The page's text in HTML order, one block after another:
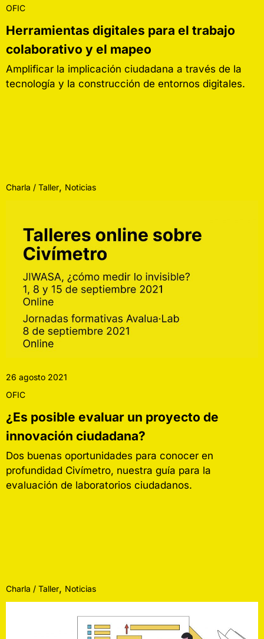
OFIC
Herramientas digitales para el trabajo
colaborativo y el mapeo
Amplificar la implicación ciudadana a través de la
tecnología y la construcción de entornos digitales.
Charla / Taller, Noticias
26 agosto 2021
OFIC
¿Es posible evaluar un proyecto de
innovación ciudadana?
Dos buenas oportunidades para conocer en
profundidad Civímetro, nuestra guía para la
evaluación de laboratorios ciudadanos.
Charla / Taller, Noticias